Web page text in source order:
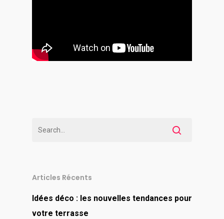
Articles Récents
Idées déco : les nouvelles tendances pour
votre terrasse